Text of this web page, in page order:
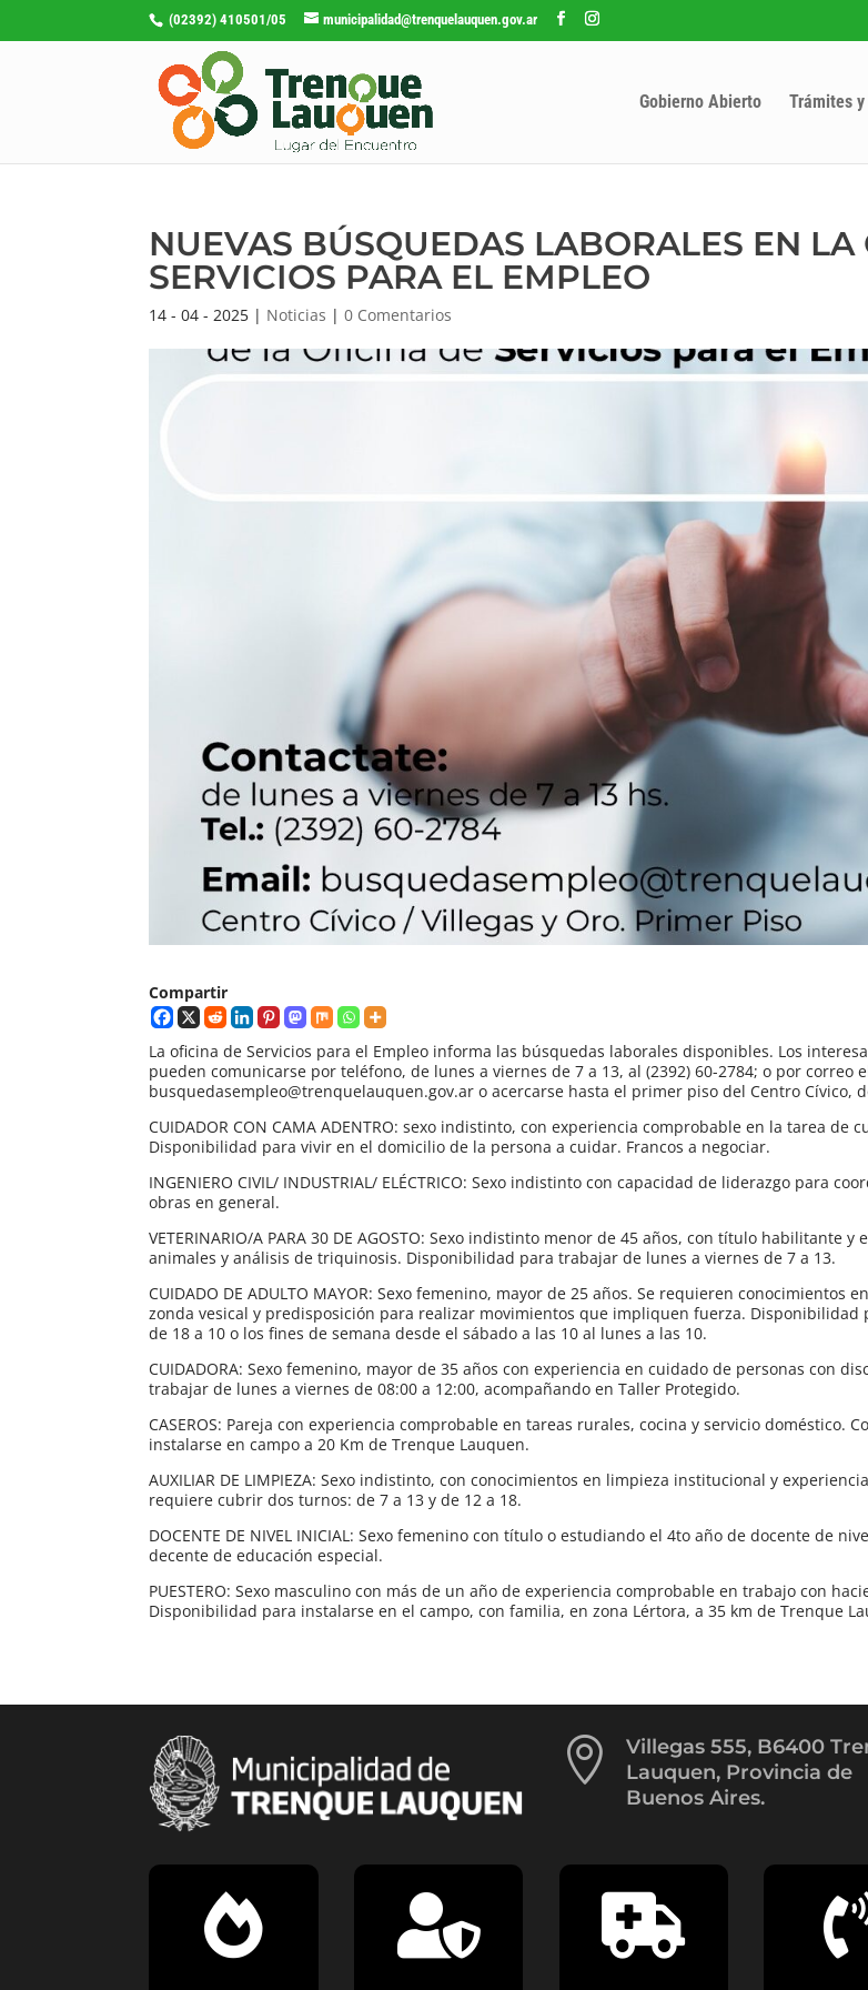
(02392) 410501/05 municipalidad@trenquelauquen.gov.ar
Gobierno Abierto Trámites
NUEVAS BÚSQUEDAS LABORALES EN
SERVICIOS PARA EL EMPLEO
14 - 04 - 2025 | Noticias |0 Comentarios
Compartir
La oficina de Servicios para el Empleo informa las búsquedas laborales disponibles. Los
pueden comunicarse por teléfono, de lunes a viernes de 7 a 13, al (2392) 60-2784; o por correo
busquedasempleo@trenquelauquen.gov.ar o acercarse hasta el primer piso del Centro Cívico,
CUIDADOR CON CAMA ADENTRO: sexo indistinto, con experiencia comprobable en la tarea de
Disponibilidad para vivir en el domicilio de la persona a cuidar. Francos a negociar.
INGENIERO CIVIL/ INDUSTRIAL/ ELÉCTRICO: Sexo indistinto con capacidad de liderazgo para
obras en general.
VETERINARIO/A PARA 30 DE AGOSTO: Sexo indistinto menor de 45 años, con título habilitante
animales y análisis de triquinosis. Disponibilidad para trabajar de lunes a viernes de 7 a 13.
CUIDADO DE ADULTO MAYOR: Sexo femenino, mayor de 25 años. Se requieren conocimientos
zonda vesical y predisposición para realizar movimientos que impliquen fuerza. Disponibilidad
de 18 a 10 o los fines de semana desde el sábado a las 10 al lunes a las 10.
CUIDADORA: Sexo femenino, mayor de 35 años con experiencia en cuidado de personas con
trabajar de lunes a viernes de 08:00 a 12:00, acompañando en Taller Protegido.
CASEROS: Pareja con experiencia comprobable en tareas rurales, cocina y servicio doméstico.
instalarse en campo a 20 Km de Trenque Lauquen.
AUXILIAR DE LIMPIEZA: Sexo indistinto, con conocimientos en limpieza institucional y
requiere cubrir dos turnos: de 7 a 13 y de 12 a 18.
DOCENTE DE NIVEL INICIAL: Sexo femenino con título o estudiando el 4to año de docente de
decente de educación especial.
PUESTERO: Sexo masculino con más de un año de experiencia comprobable en trabajo con
Disponibilidad para instalarse en el campo, con familia, en zona Lértora, a 35 km de Trenque

Villegas 555, B6400
Lauquen, Provincia de
Buenos Aires.
  